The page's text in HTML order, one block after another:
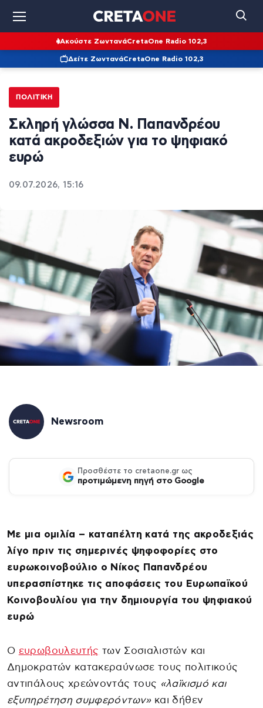
Ακούστε ΖωντανάCretaOne Radio 102,3
Δείτε ΖωντανάCretaOne Radio 102,3
ΠΟΛΙΤΙΚΉ
Σκληρή γλώσσα Ν. Παπανδρέου
κατά ακροδεξιών για το ψηφιακό
ευρώ
09.07.2026, 15:16
Newsroom
Προσθέστε το cretaone.gr ως
προτιμώμενη πηγή στο Google
Με μια ομιλία – καταπέλτη κατά της ακροδεξιάς
λίγο πριν τις σημερινές ψηφοφορίες στο
ευρωκοινοβούλιο ο Νίκος Παπανδρέου
υπερασπίστηκε τις αποφάσεις του Ευρωπαϊκού
Κοινοβουλίου για την δημιουργία του ψηφιακού
ευρώ
Ο ευρωβουλευτής των Σοσιαλιστών και
Δημοκρατών κατακεραύνωσε τους πολιτικούς
αντιπάλους χρεώνοντάς τους «λαϊκισμό και
εξυπηρέτηση συμφερόντων»και δήθεν